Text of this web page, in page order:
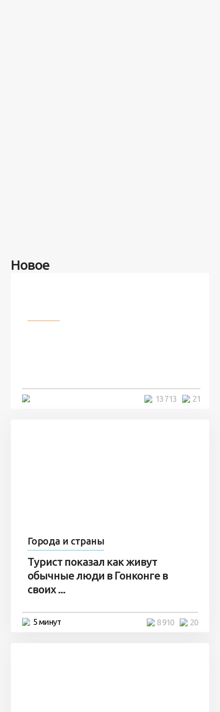
Новое
21
13 713
Города и страны
Турист показал как живут
обычные люди в Гонконге в
своих ...
5 минут 20
8 910